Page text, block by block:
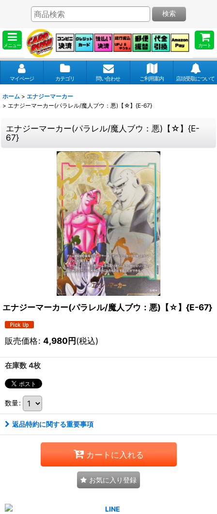
メニュー カート
検索
マイページ カテゴリ 問い合わせ ご利用案内 店頭受取について
ホーム > エナジーマーカー
> エナジーマーカー(パラレル/魔人ブウ：悪)【☆】{E-67}
エナジーマーカー(パラレル/魔人ブウ：悪)【☆】{E-
67}
エナジーマーカー(パラレル/魔人ブウ：悪)【☆】{E-67}
販売価格: 4,980円(税込)
在庫数 4枚
数量:
返品特約に関する重要事項
カートに入れる
お気に入り登録